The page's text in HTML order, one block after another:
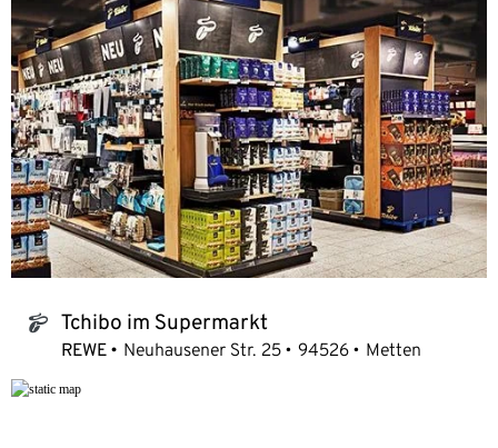
tchibo_logo Tchibo im Supermarkt
REWE Neuhausener Str. 25 94526 Metten